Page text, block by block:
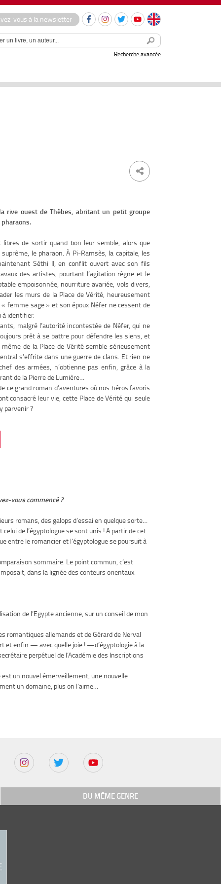
vous à la newsletter
Recherche avancée
rive ouest de Thèbes, abritant un petit groupe
de sortir quand bon leur semble, alors que
le pharaon. À Pi-Ramsès, la capitale, les
Séthi II, en conflit ouvert avec son fils
des artistes, pourtant l’agitation règne et le
empoisonnée, nourriture avariée, vols divers,
les murs de la Place de Vérité, heureusement
« femme sage » et son époux Néfer ne cessent de
à identifier.
malgré l’autorité incontestée de Néfer, qui ne
prêt à se battre pour défendre les siens, et
de la Place de Vérité semble sérieusement
s’effrite dans une guerre de clans. Et rien ne
des armées, n’obtienne pas enfin, grâce à la
de la Pierre de Lumière…
ce grand roman d’aventures où nos héros favoris
consacré leur vie, cette Place de Vérité qui seule
parvenir ?
vous commencé ?
romans, des galops d’essai en quelque sorte…
de l’égyptologue se sont unis ! A partir de cet
entre le romancier et l’égyptologue se poursuit à
sommaire. Le point commun, c’est
dans la lignée des conteurs orientaux.
de l’Egypte ancienne, sur un conseil de mon
romantiques allemands et de Gérard de Nerval
et enfin — avec quelle joie ! —d’égyptologie à la
perpétuel de l’Académie des Inscriptions
est un nouvel émerveillement, une nouvelle
un domaine, plus on l’aime…
DU MÊME GENRE